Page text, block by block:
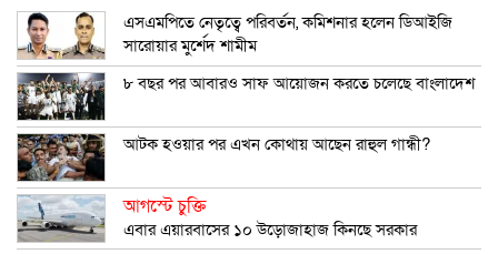
এসএমপিতে নেতৃত্বে পরিবর্তন, কমিশনার হলেন ডিআইজি
সারোয়ার মুর্শেদ শামীম
৮ বছর পর আবারও সাফ আয়োজন করতে চলেছে বাংলাদেশ
আটক হওয়ার পর এখন কোথায় আছেন রাহুল গান্ধী?
আগস্টে চুক্তি
এবার এয়ারবাসের ১০ উড়োজাহাজ কিনছে সরকার